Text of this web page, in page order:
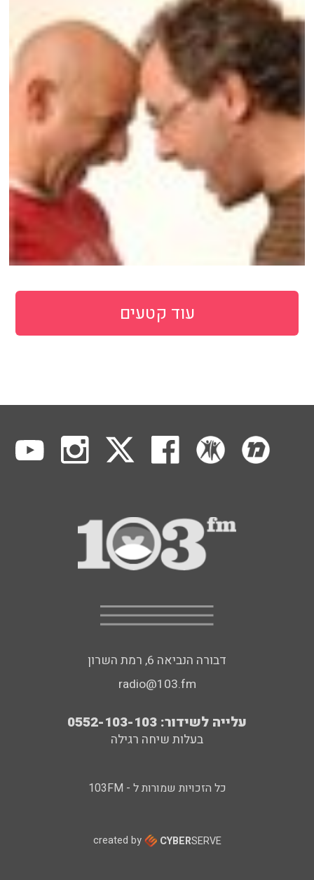
עוד קטעים
דבורה הנביאה 6, רמת השרון
radio@103.fm
עלייה לשידור: 0552-103-103
בעלות שיחה רגילה
כל הזכויות שמורות ל - 103FM
created by CYBERSERVE